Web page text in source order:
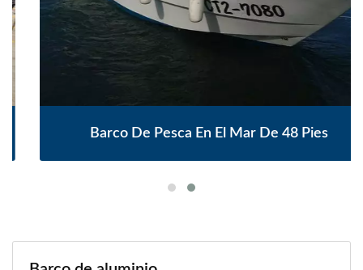
Barco De Pesca En El Mar De 48 Pies